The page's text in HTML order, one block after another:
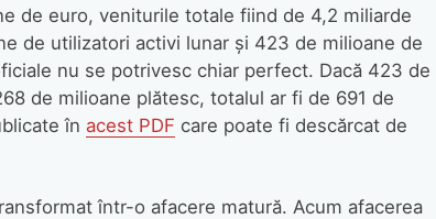
de euro, veniturile totale fiind de 4,2 miliarde
de utilizatori activi lunar și 423 de milioane de
nu se potrivesc chiar perfect. Dacă 423 de
de milioane plătesc, totalul ar fi de 691 de
în acest PDF care poate fi descărcat de
într-o afacere matură. Acum afacerea